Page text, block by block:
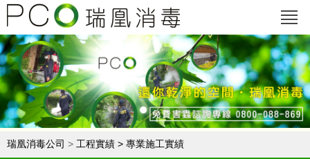
瑞凰消毒公司 > 工程實績 > 專業施工實績